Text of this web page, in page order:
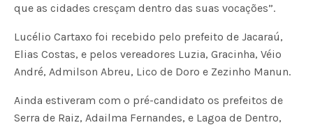
que as cidades cresçam dentro das suas vocações”.
Lucélio Cartaxo foi recebido pelo prefeito de Jacaraú,
Elias Costas, e pelos vereadores Luzia, Gracinha, Véio
André, Admilson Abreu, Lico de Doro e Zezinho Manun.
Ainda estiveram com o pré-candidato os prefeitos de
Serra de Raiz, Adailma Fernandes, e Lagoa de Dentro,